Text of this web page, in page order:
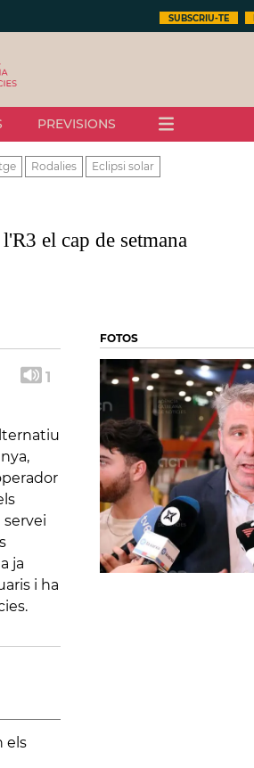
SUBSCRIU-TE
PREVISIONS
Rodalies Eclipsi solar
el cap de setmana
1
ja
i ha
els
FOTOS